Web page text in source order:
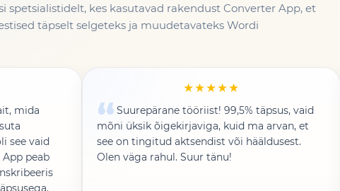
spetsialistidelt, kes kasutavad rakendust Converter App, et
täpselt selgeteks ja muudetavateks Wordi
mida
see vaid
peab
★★★★★
Suurepärane tööriist! 99,5% täpsus, vaid
mõni üksik õigekirjaviga, kuid ma arvan, et
see on tingitud aktsendist või hääldusest.
Olen väga rahul. Suur tänu!